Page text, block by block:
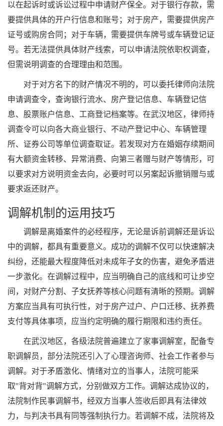
以在起诉时或诉讼过程中申请财产保全。对于银行存款，需
要提供具体的开户行信息和账号；对于房产，需要提供房产
证号或购房合同；对于车辆，需要提供车牌号或车辆登记证
号。若无法提供具体财产线索，可以申请法院依职权调查，
但需说明调查的合理理由和范围。
对于对方名下的财产情况不明的，可以委托律师向法院
申请调查令，查询银行流水、房产登记信息、车辆登记信
息、股票账户信息、工商登记档案等。在武汉地区，律师持
调查令可以向各大商业银行、不动产登记中心、车辆管理
所、证券公司等单位调查取证。若发现对方在婚姻存续期间
有大额资金转移、异常消费、向第三者赠与财产等情形，可
以要求对方说明资金去向，必要时可以另案起诉撤销赠与或
要求返还财产。
调解机制的运用技巧
调解是离婚案件的必经程序，无论是诉前调解还是诉讼
中的调解，都具有重要意义。成功的调解不仅可以快速解决
纠纷，还能最大程度降低对未成年子女的伤害，避免矛盾进
一步激化。在调解过程中，应当明确自己的底线和可让步空
间，对财产分割、子女抚养等核心问题有清晰的预期。调解
方案应当具有可执行性，对于房产过户、户口迁移、抚养费
支付等具体事项，应当约定明确的履行期限和违约责任。
在武汉地区，各级法院普遍建立了家事调解室，配备专
职调解员，部分法院还引入了心理咨询师、社会工作者参与
调解。对于矛盾激化、情绪对立的当事人，法院可能采
取"背对背"调解方式，分别做双方工作。调解达成协议的，
法院制作民事调解书，经双方当事人签收后即具有法律效
力，与判决书具有同等强制执行力。若调解不成，法院将及